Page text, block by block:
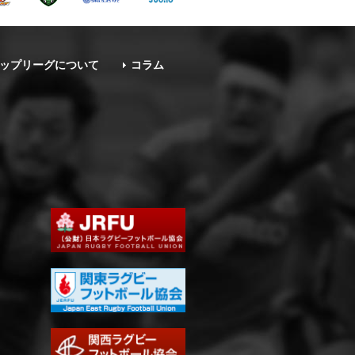
プリーグについて コラム